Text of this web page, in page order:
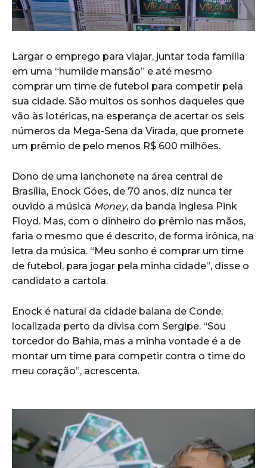
Largar o emprego para viajar, juntar toda família
em uma “humilde mansão” e até mesmo
comprar um time de futebol para competir pela
sua cidade. São muitos os sonhos daqueles que
vão às lotéricas, na esperança de acertar os seis
números da Mega-Sena da Virada, que promete
um prêmio de pelo menos R$ 600 milhões.
Dono de uma lanchonete na área central de
Brasília, Enock Góes, de 70 anos, diz nunca ter
ouvido a música Money, da banda inglesa Pink
Floyd. Mas, com o dinheiro do prêmio nas mãos,
faria o mesmo que é descrito, de forma irônica, na
letra da música. “Meu sonho é comprar um time
de futebol, para jogar pela minha cidade”, disse o
candidato a cartola.
Enock é natural da cidade baiana de Conde,
localizada perto da divisa com Sergipe. “Sou
torcedor do Bahia, mas a minha vontade é a de
montar um time para competir contra o time do
meu coração”, acrescenta.